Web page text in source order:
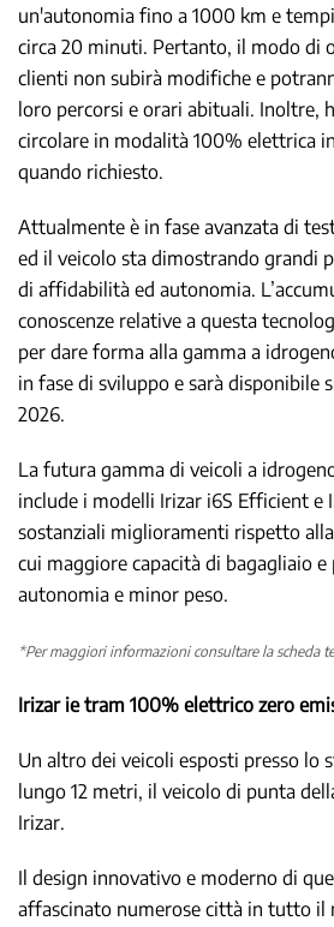
un'autonomia fino a 1000 km e
circa 20 minuti. Pertanto, il modo di
clienti non subirà modifiche e
loro percorsi e orari abituali. Inoltre,
circolare in modalità 100% elettrica
quando richiesto.
Attualmente è in fase avanzata di
ed il veicolo sta dimostrando grandi
di affidabilità ed autonomia.
conoscenze relative a questa
per dare forma alla gamma a
in fase di sviluppo e sarà disponibile
2026.
La futura gamma di veicoli a
include i modelli Irizar i6S Efficient e
sostanziali miglioramenti rispetto
cui maggiore capacità di bagagliaio
autonomia e minor peso.
*Per maggiori informazioni consultare la scheda
Irizar ie tram 100% elettrico zero
Un altro dei veicoli esposti presso lo
lungo 12 metri, il veicolo di punta
Irizar.
Il design innovativo e moderno di
affascinato numerose città in tutto il